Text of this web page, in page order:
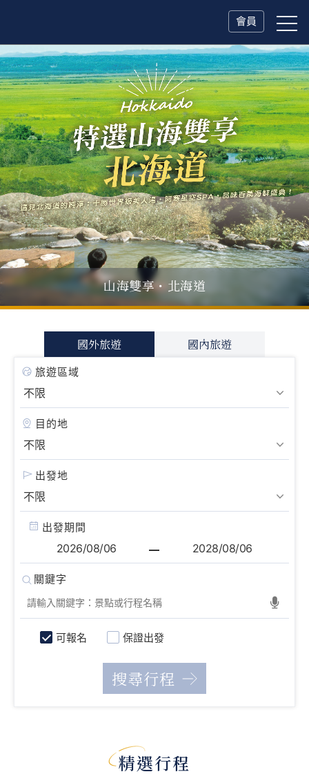
會員
父親節．限時特別企劃
一人旅行Solo Travel山海雙享・北海道
國外旅遊 國內旅遊
旅遊區域
目的地
出發地
出發期間
可報名 保證出發
精選行程